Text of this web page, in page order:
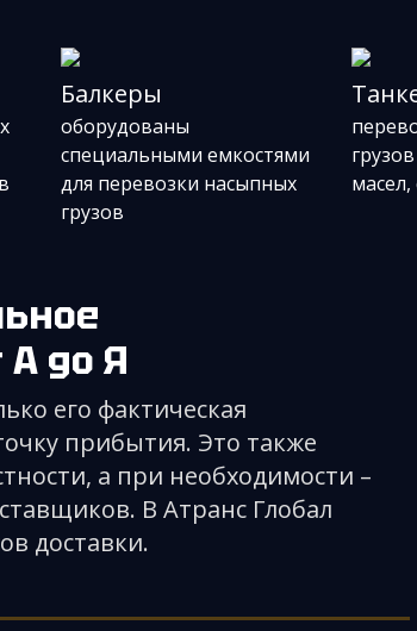
Балкеры
оборудованы
специальными емкостями
для перевозки насыпных
грузов
до Я
его фактическая
прибытия. Это также
а при необходимости –
В Атранс Глобал
доставки.